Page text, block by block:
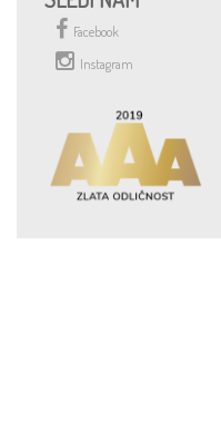
Facebook
Instagram